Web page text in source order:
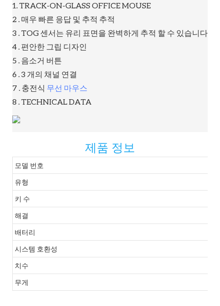
1. TRACK-ON-GLASS OFFICE MOUSE
2 . 매우 빠른 응답 및 추적 추적
3 . TOG 센서는 유리 표면을 완벽하게 추적 할 수 있습니다
4 . 편안한 그립 디자인
5 . 음소거 버튼
6 . 3 개의 채널 연결
7 . 충전식 무선 마우스
8 . TECHNICAL DATA
제품 정보
모델 번호
유형
키 수
해결
배터리
시스템 호환성
치수
무게